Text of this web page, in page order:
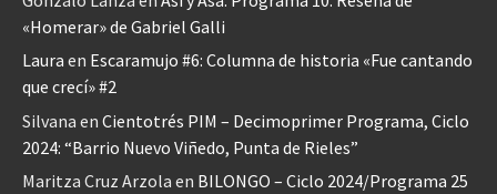
«Homerar» de Gabriel Galli
Laura en Escaramujo #6: Columna de historia «Fue cantando
que crecí» #2
Silvana en Cientotrés PIM – Decimoprimer Programa, Ciclo
2024: “Barrio Nuevo Viñedo, Punta de Rieles”
Maritza Cruz Arzola en BILONGO – Ciclo 2024/Programa 25